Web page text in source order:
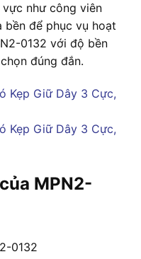
như công viên
bền để phục vụ hoạt
0132 với độ bền
đúng đắn.
MPN2-
0132